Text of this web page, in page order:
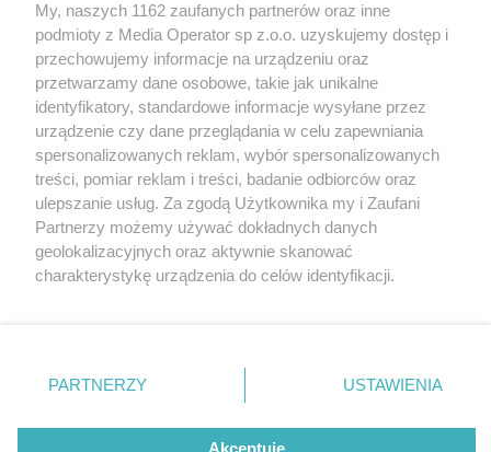
4 / 0
Wydawca mediów lokalnych
Nie zapomnij
zapoznać się z:
polityką prywatności regulamin korzystania z portali
Twojemiasto
Piekary Śląskie
Chorzów
Tarnowskie Góry
Gliwice
Skontakuj sięz nami
Kontakt
Wydawca
Redakcja
My, naszych 1162 zaufanych partnerów oraz inne
podmioty z Media Operator sp z.o.o. uzyskujemy dostęp i
przechowujemy informacje na urządzeniu oraz
przetwarzamy dane osobowe, takie jak unikalne
identyfikatory, standardowe informacje wysyłane przez
urządzenie czy dane przeglądania w celu zapewniania
spersonalizowanych reklam, wybór spersonalizowanych
treści, pomiar reklam i treści, badanie odbiorców oraz
ulepszanie usług. Za zgodą Użytkownika my i Zaufani
Partnerzy możemy używać dokładnych danych
geolokalizacyjnych oraz aktywnie skanować
charakterystykę urządzenia do celów identyfikacji.
zmienić/wycofać klikając przycisk ustawień prywatności
znajdujący się w lewym dolnym rogu strony
rodzaje przetwarzania danych nie wymagają zgody
użytkownika, ale masz prawo sprzeciwić się takiemu
PARTNERZY USTAWIENIA
Akceptuję